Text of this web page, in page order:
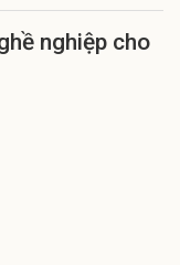
nghiệp cho